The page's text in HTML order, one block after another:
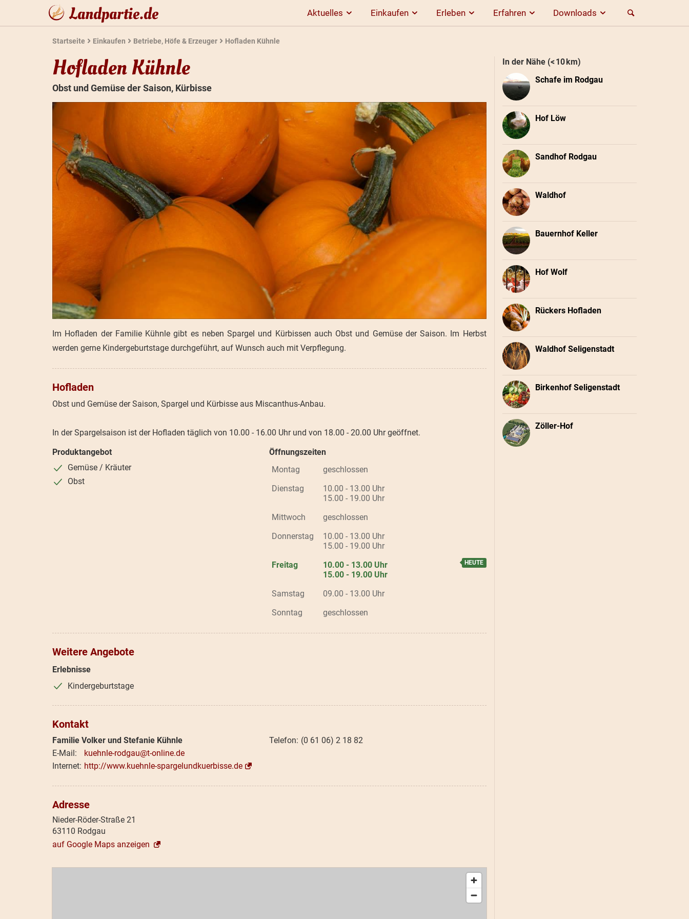
Landpartie.de Aktuelles Einkaufen Erleben Erfahren Downloads
Startseite Einkaufen Betriebe, Höfe & Erzeuger Hofladen Kühnle
Hofladen Kühnle
Obst und Gemüse der Saison, Kürbisse
Im Hofladen der Familie Kühnle gibt es neben Spargel und Kürbissen auch Obst und Gemüse der Saison. Im Herbst
werden gerne Kindergeburtstage durchgeführt, auf Wunsch auch mit Verpflegung.
Hofladen
Obst und Gemüse der Saison, Spargel und Kürbisse aus Miscanthus-Anbau.
In der Spargelsaison ist der Hofladen täglich von 10.00 - 16.00 Uhr und von 18.00 - 20.00 Uhr geöffnet.
Produktangebot
Gemüse / Kräuter
Obst
Öffnungszeiten
Montag
geschlossen
Dienstag
10.00 - 13.00 Uhr
15.00 - 19.00 Uhr
Mittwoch
geschlossen
Donnerstag
10.00 - 13.00 Uhr
15.00 - 19.00 Uhr
Freitag
10.00 - 13.00 Uhr
15.00 - 19.00 Uhr
Samstag
09.00 - 13.00 Uhr
Sonntag
geschlossen
Weitere Angebote
Erlebnisse
Kindergeburtstage
Kontakt
Familie Volker und Stefanie Kühnle
kuehnle-rodgau@t-online.de
http://www.kuehnle-spargelundkuerbisse.de
(0 61 06) 2 18 82
Adresse
Nieder-Röder-Straße 21
63110 Rodgau
auf Google Maps anzeigen
In der Nähe (< 10 km)
Schafe im Rodgau
Hof Löw
Sandhof Rodgau
Waldhof
Bauernhof Keller
Hof Wolf
Rückers Hofladen
Waldhof Seligenstadt
Birkenhof Seligenstadt
Zöller-Hof